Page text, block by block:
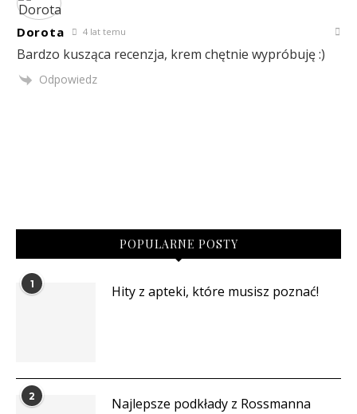
Dorota 4 lat temu
Bardzo kusząca recenzja, krem chętnie wypróbuję :)
Odpowiedz
POPULARNE POSTY
1 Hity z apteki, które musisz poznać!
2 Najlepsze podkłady z Rossmanna